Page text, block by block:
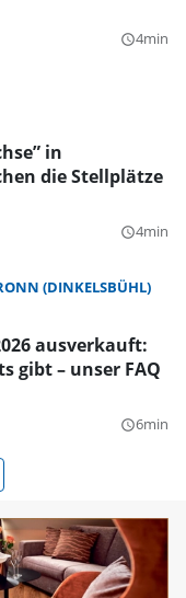
query_builder4min
in
die Stellplätze
query_builder4min
(DINKELSBÜHL)
ausverkauft:
gibt – unser FAQ
query_builder6min